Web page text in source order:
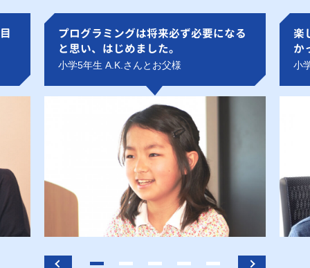
プログラミングは将来必ず必要になる
と思い、はじめました。
小学5年生 A.K.さんとお父様
楽
か
小